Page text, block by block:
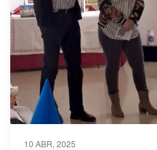
10 ABR, 2025